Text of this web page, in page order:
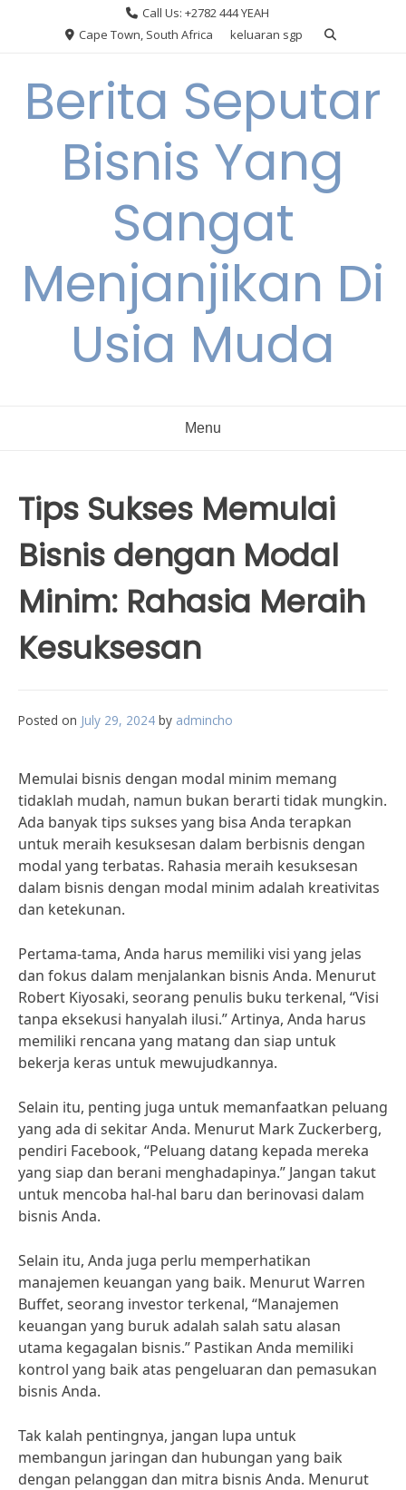
Call Us: +2782 444 YEAH
Cape Town, South Africa
keluaran sgp
Berita Seputar
Bisnis Yang
Sangat
Menjanjikan Di
Usia Muda
Menu
Tips Sukses Memulai
Bisnis dengan Modal
Minim: Rahasia Meraih
Kesuksesan
Posted on July 29, 2024 by admincho
Memulai bisnis dengan modal minim memang
tidaklah mudah, namun bukan berarti tidak mungkin.
Ada banyak tips sukses yang bisa Anda terapkan
untuk meraih kesuksesan dalam berbisnis dengan
modal yang terbatas. Rahasia meraih kesuksesan
dalam bisnis dengan modal minim adalah kreativitas
dan ketekunan.
Pertama-tama, Anda harus memiliki visi yang jelas
dan fokus dalam menjalankan bisnis Anda. Menurut
Robert Kiyosaki, seorang penulis buku terkenal, “Visi
tanpa eksekusi hanyalah ilusi.” Artinya, Anda harus
memiliki rencana yang matang dan siap untuk
bekerja keras untuk mewujudkannya.
Selain itu, penting juga untuk memanfaatkan peluang
yang ada di sekitar Anda. Menurut Mark Zuckerberg,
pendiri Facebook, “Peluang datang kepada mereka
yang siap dan berani menghadapinya.” Jangan takut
untuk mencoba hal-hal baru dan berinovasi dalam
bisnis Anda.
Selain itu, Anda juga perlu memperhatikan
manajemen keuangan yang baik. Menurut Warren
Buffet, seorang investor terkenal, “Manajemen
keuangan yang buruk adalah salah satu alasan
utama kegagalan bisnis.” Pastikan Anda memiliki
kontrol yang baik atas pengeluaran dan pemasukan
bisnis Anda.
Tak kalah pentingnya, jangan lupa untuk
membangun jaringan dan hubungan yang baik
dengan pelanggan dan mitra bisnis Anda. Menurut